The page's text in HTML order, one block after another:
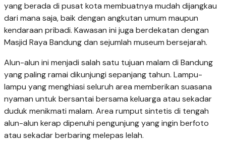
yang berada di pusat kota membuatnya mudah dijangkau
dari mana saja, baik dengan angkutan umum maupun
kendaraan pribadi. Kawasan ini juga berdekatan dengan
Masjid Raya Bandung dan sejumlah museum bersejarah.
Alun-alun ini menjadi salah satu tujuan malam di Bandung
yang paling ramai dikunjungi sepanjang tahun. Lampu-
lampu yang menghiasi seluruh area memberikan suasana
nyaman untuk bersantai bersama keluarga atau sekadar
duduk menikmati malam. Area rumput sintetis di tengah
alun-alun kerap dipenuhi pengunjung yang ingin berfoto
atau sekadar berbaring melepas lelah.